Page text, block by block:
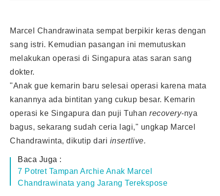
Marcel Chandrawinata sempat berpikir keras dengan
sang istri. Kemudian pasangan ini memutuskan
melakukan operasi di Singapura atas saran sang
dokter.
"Anak gue kemarin baru selesai operasi karena mata
kanannya ada bintitan yang cukup besar. Kemarin
operasi ke Singapura dan puji Tuhan recovery-nya
bagus, sekarang sudah ceria lagi," ungkap Marcel
Chandrawinta, dikutip dari insertlive.
Baca Juga :
7 Potret Tampan Archie Anak Marcel
Chandrawinata yang Jarang Terekspose